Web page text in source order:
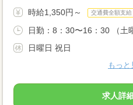
時給1,350円～ 交通費全額支給
日勤：8：30〜16：30 （土
日曜日 祝日
もっと
求人詳